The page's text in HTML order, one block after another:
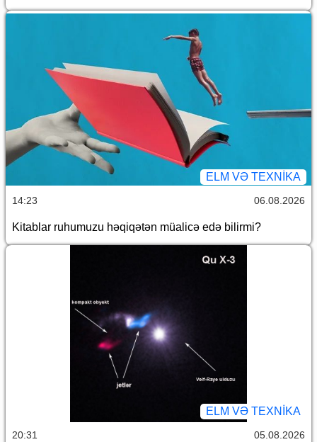
ELM VƏ TEXNIKA
14:23 06.08.2026
Kitablar ruhumuzu həqiqətən müalicə edə bilirmi?
ELM VƏ TEXNIKA
20:31 05.08.2026